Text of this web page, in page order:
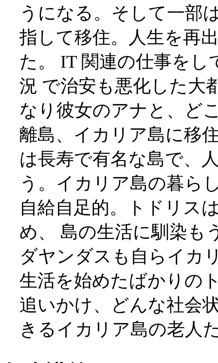
うになる。そして一部
指して移住。人生を再
た。 IT 関連の仕事をし
況 で治安も悪化した大
なり彼女のアナと、ど
離島、イカリア島に移
は長寿で有名な島で、
う。イカリア島の暮ら
自給自足的。トドリス
め、 島の生活に馴染
ダヤンダスも自らイカ
生活を始めたばかりの
追いかけ、どんな社会
きるイカリア島の老人